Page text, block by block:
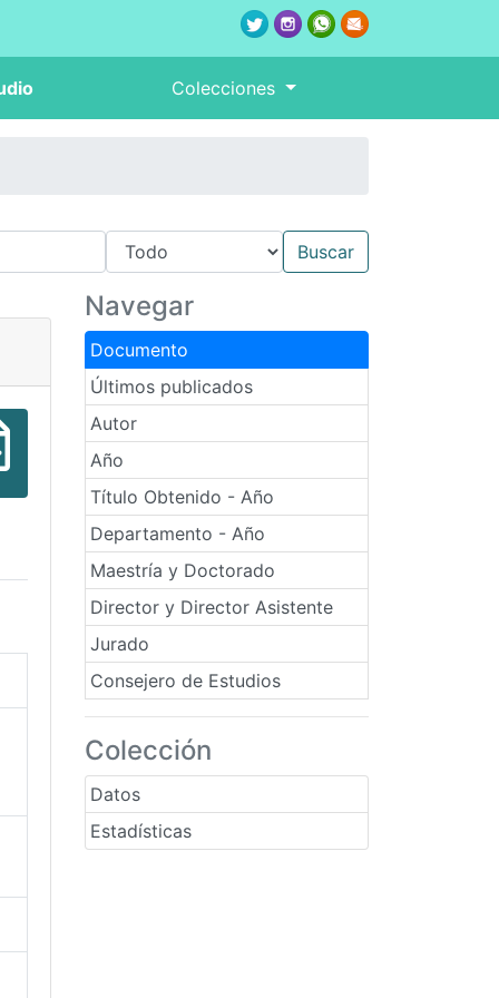
Colecciones
Navegar
Documento
Últimos publicados
Autor
Año
Título Obtenido - Año
Departamento - Año
Maestría y Doctorado
Director y Director Asistente
Jurado
Consejero de Estudios
Colección
Datos
Estadísticas